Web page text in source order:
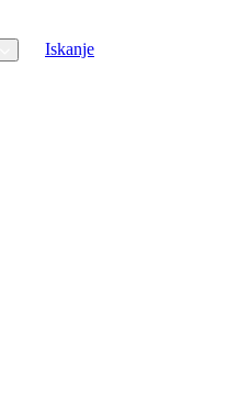
Iskanje